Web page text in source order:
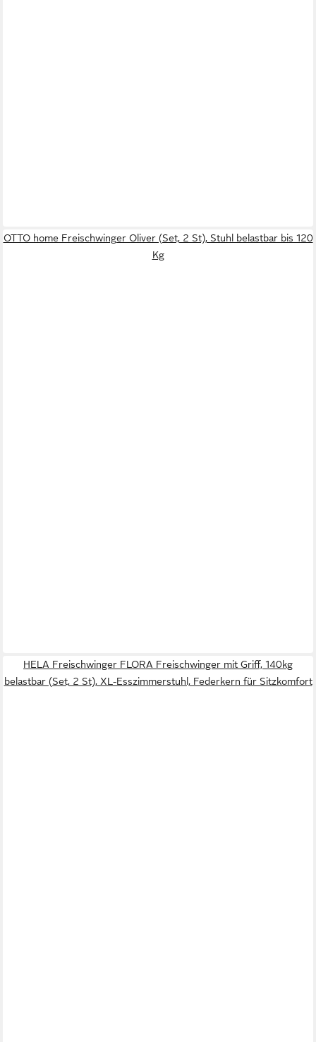
OTTO home Freischwinger Oliver (Set, 2 St), Stuhl belastbar bis 120
Kg
HELA Freischwinger FLORA Freischwinger mit Griff, 140kg
belastbar (Set, 2 St), XL-Esszimmerstuhl, Federkern für Sitzkomfort